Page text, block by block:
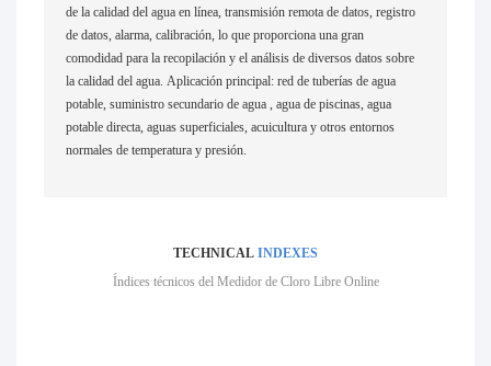
de la calidad del agua en línea, transmisión remota de datos, registro
de datos, alarma, calibración, lo que proporciona una gran
comodidad para la recopilación y el análisis de diversos datos sobre
la calidad del agua. Aplicación principal: red de tuberías de agua
potable, suministro secundario de agua , agua de piscinas, agua
potable directa, aguas superficiales, acuicultura y otros entornos
normales de temperatura y presión.
TECHNICAL INDEXES
Índices técnicos del Medidor de Cloro Libre Online